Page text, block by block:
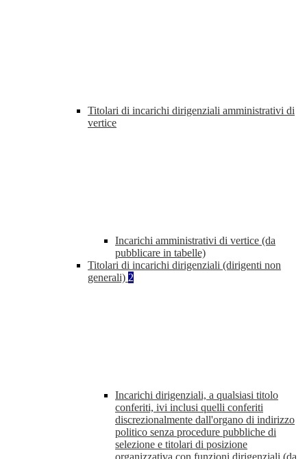
Titolari di incarichi dirigenziali amministrativi di
vertice
Incarichi amministrativi di vertice (da
pubblicare in tabelle)
Titolari di incarichi dirigenziali (dirigenti non
generali) 2
Incarichi dirigenziali, a qualsiasi titolo
conferiti, ivi inclusi quelli conferiti
discrezionalmente dall'organo di indirizzo
politico senza procedure pubbliche di
selezione e titolari di posizione